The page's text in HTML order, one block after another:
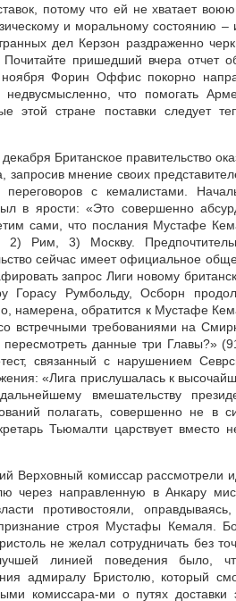
потому что ей не хватает
и моральному состоянию –
дел Керзон раздраженно
пришедший вчера отчет
Форин Оффис покорно
что помогать
этой стране поставки следует
Британское правительство
запросив мнение своих
с кемалистами.
в ярости: «Это совершенно
сами, что послания Мустафе
2) Рим, 3) Москву.
сейчас имеет официальное
запрос Лиги новому
Горасу Румбольду, Осборн
намерена, обратится к Мустафе
встречными требованиями на
данные три Главы?»
связанный с нарушением
«Лига прислушалась к
вмешательству
полагать, совершенно не в
Тьюмалти царствует вместо
Верховный комиссар рассмотрели
через направленную в Анкару
противостояли,
строя Мустафы Кемаля.
не желал сотрудничать без
линией поведения было,
адмиралу Бристолю, который
комиссара-ми о путях доставки